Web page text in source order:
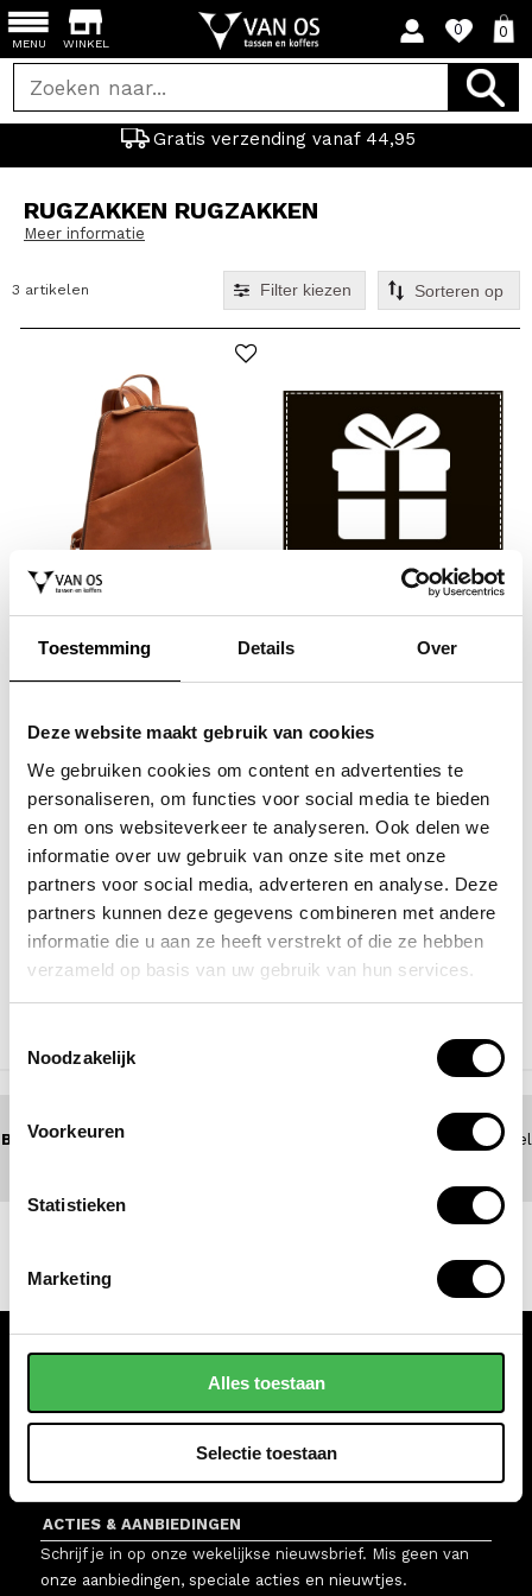
Toestemming Details Over
Deze website maakt gebruik van cookies
We gebruiken cookies om content en advertenties te
personaliseren, om functies voor social media te bieden
en om ons websiteverkeer te analyseren. Ook delen we
informatie over uw gebruik van onze site met onze
partners voor social media, adverteren en analyse. Deze
partners kunnen deze gegevens combineren met andere
informatie die u aan ze heeft verstrekt of die ze hebben
verzameld op basis van uw gebruik van hun services.
Noodzakelijk
Voorkeuren
Statistieken
Marketing
Alles toestaan
Selectie toestaan
WINKEL
0 0
Gratis verzending vanaf 44,95
MENU
RUGZAKKEN RUGZAKKEN
Meer informatie
3 artikelen Filter kiezen
THE CHESTERFIELD BRAND
rugzak / rugtas waxed pull up
THE CHESTERFIELD BRAND
rugzak / rugtas waxed pull up
129,95
THE BRIDGE
rugtas / rugzak leer dames
magda
NAAR BOVEN
BEL 0172 - 447 517
(5 dagen per week bereikbaar) of zoek een winkel
WINKELS
ACTIES & AANBIEDINGEN
Schrijf je in op onze wekelijkse nieuwsbrief. Mis geen van
onze aanbiedingen, speciale acties en nieuwtjes.